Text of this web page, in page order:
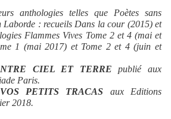
anthologies telles que Poètes sans
Laborde : recueils Dans la cour (2015) et
Flammes Vives Tome 2 et 4 (mai et
1 (mai 2017) et Tome 2 et 4 (juin et
CIEL ET TERRE publié aux
Paris.
PETITS TRACAS aux Editions
2018.